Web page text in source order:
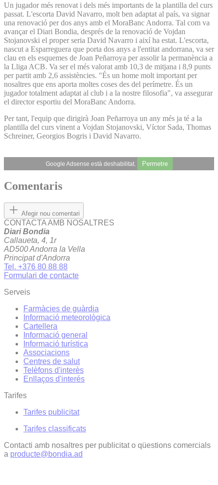
Un jugador més renovat i dels més importants de la plantilla del curs
passat. L'escorta David Navarro, molt ben adaptat al país, va signar
una renovació per dos anys amb el MoraBanc Andorra. Tal com va
avançar el Diari Bondia, després de la renovació de Vojdan
Stojanovski el proper seria David Navarro i així ha estat. L'escorta,
nascut a Esparreguera que porta dos anys a l'entitat andorrana, va ser
clau en els esquemes de Joan Peñarroya per assolir la permanència a
la Lliga ACB. Va ser el més valorat amb 10,3 de mitjana i 8,9 punts
per partit amb 2,6 assistències. "És un home molt important per
nosaltres que ens aporta moltes coses des del perímetre. És un
jugador totalment adaptat al club i a la nostre filosofia", va assegurar
el director esportiu del MoraBanc Andorra.
Per tant, l'equip que dirigirà Joan Peñarroya un any més ja té a la
plantilla del curs vinent a Vojdan Stojanovski, Víctor Sada, Thomas
Schreiner, Georgios Bogris i David Navarro.
Google Adsense està deshabilitat. Permetre
Comentaris
Afegir nou comentari
CONTACTA AMB NOSALTRES
Diari Bondia
Callaueta, 4, 1r
AD500 Andorra la Vella
Principat d'Andorra
Tel. +376 80 88 88
Formulari de contacte
Serveis
Farmàcies de guàrdia
Informació meteorològica
Cartellera
Informació general
Informació turística
Associacions
Centres de salut
Telèfons d'interès
Enllaços d'interés
Tarifes
Tarifes publicitat
Tarifes classificats
Contacti amb nosaltres per publicitat o qüestions comercials
a producte@bondia.ad